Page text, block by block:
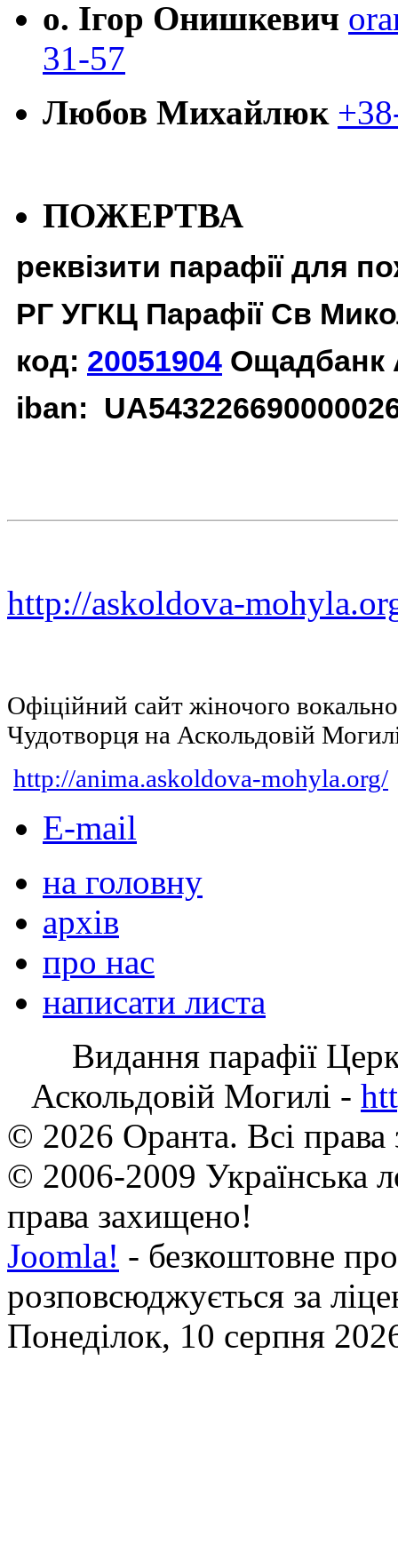
о. Ігор Онишкевич
31-57
Любов Михайлюк
ПОЖЕРТВА
реквізити парафії для
РГ УГКЦ Парафії Св
код: 20051904 Ощадбанк
iban:
http://askoldova-
Офіційний сайт жіночого
Чудотворця на Аскольдовій
http://anima.askoldova-mohyla.org/
E-mail
на головну
архів
про нас
написати листа
Видання парафії
Аскольдовій Могилі -
© 2026 Оранта. Всі
© 2006-2009 Українська
права захищено!
Joomla! - безкоштовне
розповсюджується за
Понеділок, 10 серпня